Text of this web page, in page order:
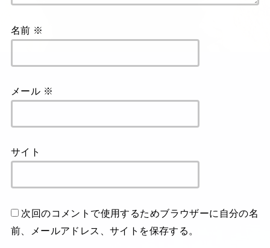
名前 ※
メール ※
サイト
次回のコメントで使用するためブラウザーに自分の名
前、メールアドレス、サイトを保存する。